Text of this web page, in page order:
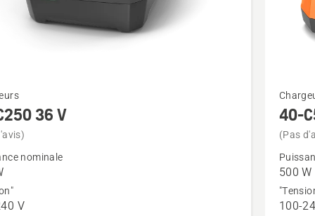
36 V
nominale
V
plus
détails
sur
40-
C500X
40-
(Pas
500 W
100-